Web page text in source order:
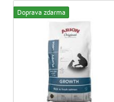
Doprava zdarma